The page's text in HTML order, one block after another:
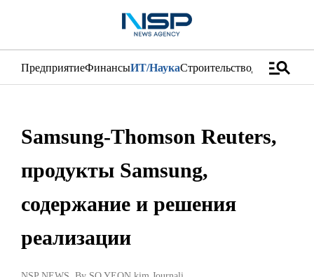
ПредприятиеФинансыИТ/НаукаСтроительство manage_search
Samsung-Thomson Reuters,
продукты Samsung,
содержание и решения
реализации